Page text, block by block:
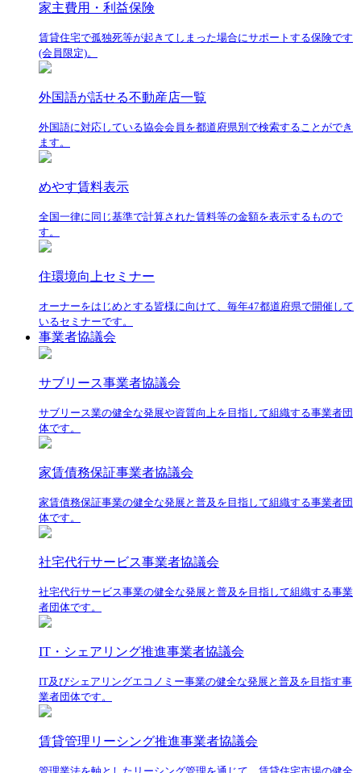
家主費用・利益保険
賃貸住宅で孤独死等が起きてしまった場合にサポートする保険です
(会員限定)。
外国語が話せる不動産店一覧
外国語に対応している協会会員を都道府県別で検索することができ
ます。
めやす賃料表示
全国一律に同じ基準で計算された賃料等の金額を表示するもので
す。
住環境向上セミナー
オーナーをはじめとする皆様に向けて、毎年47都道府県で開催して
いるセミナーです。
事業者協議会
サブリース事業者協議会
サブリース業の健全な発展や資質向上を目指して組織する事業者団
体です。
家賃債務保証事業者協議会
家賃債務保証事業の健全な発展と普及を目指して組織する事業者団
体です。
社宅代行サービス事業者協議会
社宅代行サービス事業の健全な発展と普及を目指して組織する事業
者団体です。
IT・シェアリング推進事業者協議会
IT及びシェアリングエコノミー事業の健全な発展と普及を目指す事
業者団体です。
賃貸管理リーシング推進事業者協議会